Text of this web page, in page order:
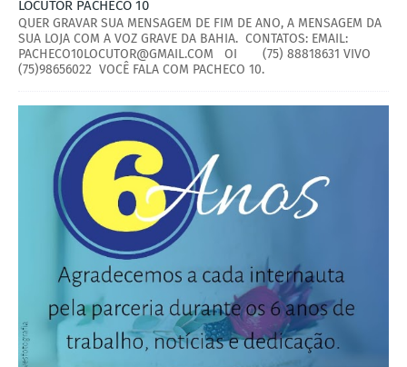
LOCUTOR PACHECO 10
QUER GRAVAR SUA MENSAGEM DE FIM DE ANO, A MENSAGEM DA
SUA LOJA COM A VOZ GRAVE DA BAHIA. CONTATOS: EMAIL:
PACHECO10LOCUTOR@GMAIL.COM OI (75) 88818631 VIVO
(75)98656022 VOCÊ FALA COM PACHECO 10.